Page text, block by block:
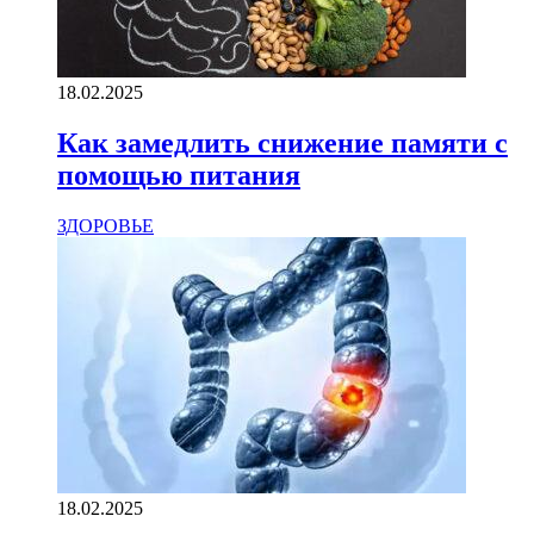
18.02.2025
Как замедлить снижение памяти с
помощью питания
ЗДОРОВЬЕ
18.02.2025